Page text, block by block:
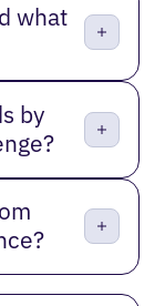
what
by